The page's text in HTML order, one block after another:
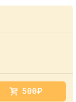
500руб.